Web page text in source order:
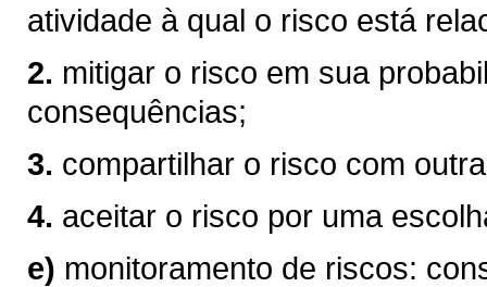
atividade à qual o risco está
2. mitigar o risco em sua
consequências;
3. compartilhar o risco com
4. aceitar o risco por uma
e) monitoramento de riscos: